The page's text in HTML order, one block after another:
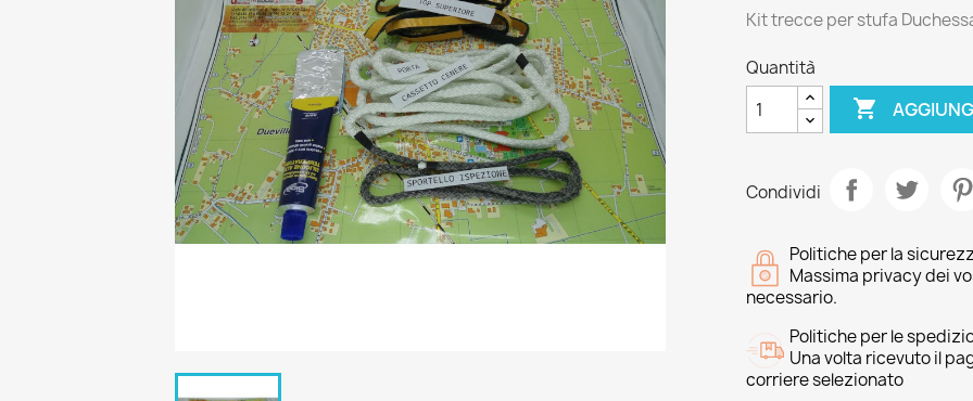
Kit trecce per stufa
Quantità

Condividi
Politiche per la
Massima privacy dei
necessario.
Politiche per le
Una volta ricevuto il
corriere selezionato